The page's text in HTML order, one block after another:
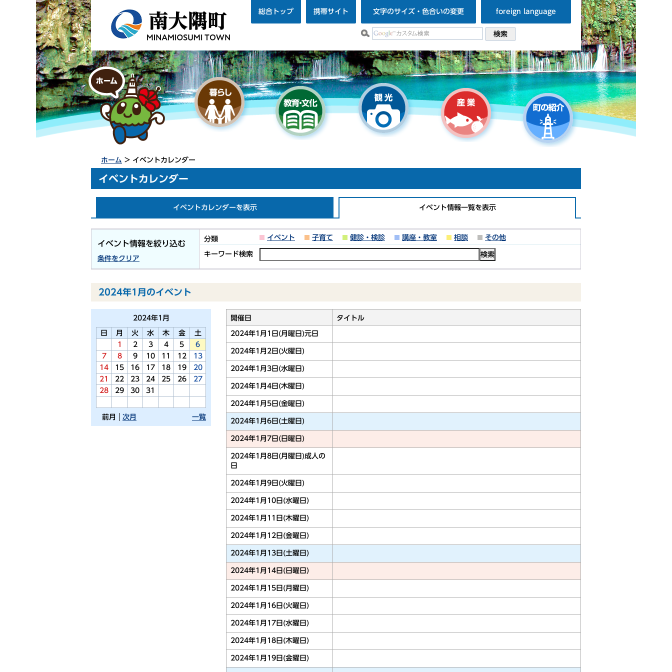
総合トップ 携帯サイト 文字のサイズ・色合いの変更 foreign language
ホーム > イベントカレンダー
イベントカレンダー
イベントカレンダーを表示 イベント情報一覧を表示
イベント情報を絞り込む
条件をクリア
分類 イベント 子育て 健診・検診 講座・教室 相談 その他
キーワード検索
2024年1月のイベント
2024年1月
日 月 火 水 木 金
土
1
2 3 4 5
6
7
8 9 10 11 12
13
14
15 16 17 18 19
20
21
22 23 24 25 26
27
28
29 30 31
前月 一覧
次月
開催日 タイトル
2024年1月1日(月曜日)元日
2024年1月2日(火曜日)
2024年1月3日(水曜日)
2024年1月4日(木曜日)
2024年1月5日(金曜日)
2024年1月6日(土曜日)
2024年1月7日(日曜日)
2024年1月8日(月曜日)成人の
日
2024年1月9日(火曜日)
2024年1月10日(水曜日)
2024年1月11日(木曜日)
2024年1月12日(金曜日)
2024年1月13日(土曜日)
2024年1月14日(日曜日)
2024年1月15日(月曜日)
2024年1月16日(火曜日)
2024年1月17日(水曜日)
2024年1月18日(木曜日)
2024年1月19日(金曜日)